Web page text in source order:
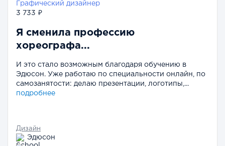
Графический дизайнер
3 733 ₽
Я сменила профессию
хореографа...
И это стало возможным благодаря обучению в
Эдюсон. Уже работаю по специальности онлайн, по
самозанятости: делаю презентации, логотипы,...
подробнее
Дизайн
Эдюсон